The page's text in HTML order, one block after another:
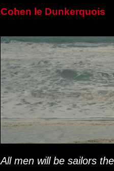
Cohen le Dunkerquois
All men will be sailors